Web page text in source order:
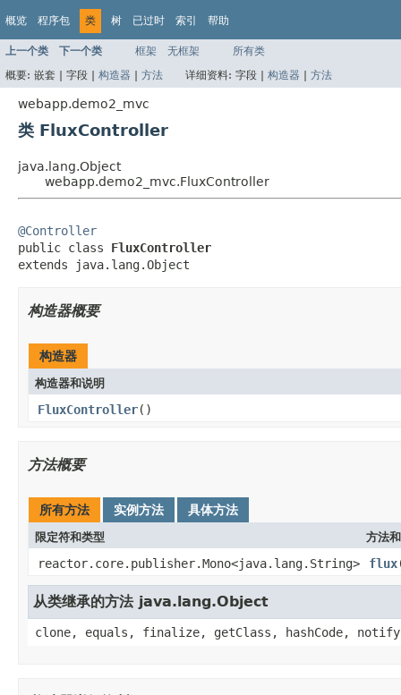
概览 程序包 类 树 已过时 索引 帮助
上一个类 下一个类 框架 无框架
所有类
概要: 嵌套 | 字段 | 构造器 | 方法 详细资料: 字段 | 构造器 | 方法
webapp.demo2_mvc
类 FluxController
java.lang.Object
webapp.demo2_mvc.FluxController
@Controller
public class FluxController
extends java.lang.Object
构造器概要
构造器
构造器和说明
FluxController()
方法概要
所有方法 实例方法 具体方法
限定符和类型 方法
reactor.core.publisher.Mono<java.lang.String> flux
从类继承的方法 java.lang.Object
clone, equals, finalize, getClass, hashCode,